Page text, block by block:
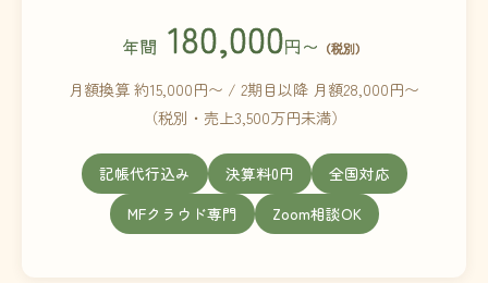
年間 180,000円〜 （税別）
月額換算 約15,000円〜 / 2期目以降 月額28,000円〜
（税別・売上3,500万円未満）
記帳代行込み 決算料0円
全国対応
MFクラウド専門
Zoom相談OK